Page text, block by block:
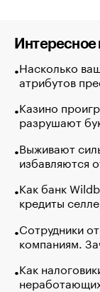
Интересное
Насколько
атрибутов
Казино
разрушают
Выживают
избавляются
Как банк
кредиты
Сотрудники
компаниям.
Как